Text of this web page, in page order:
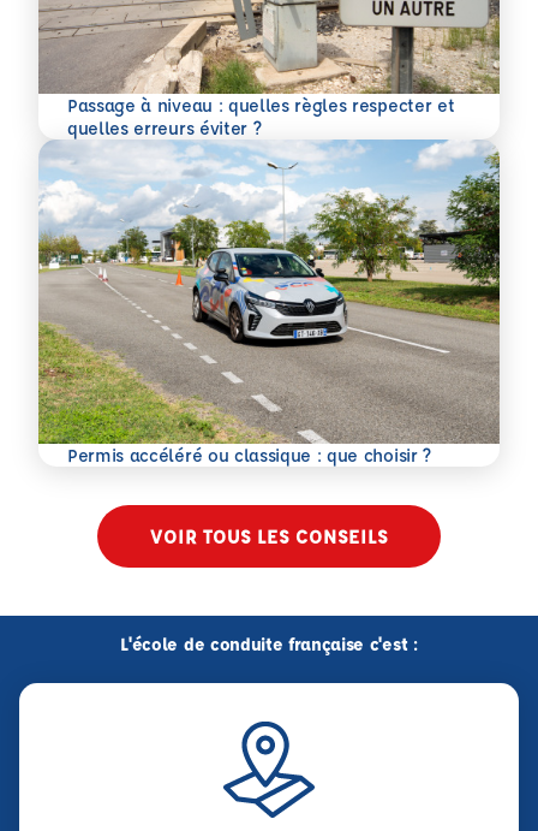
Passage à niveau : quelles règles respecter et
quelles erreurs éviter ?
En savoir plus
Permis accéléré ou classique : que choisir ?
En savoir plus
VOIR TOUS LES CONSEILS
L'école de conduite française c'est :